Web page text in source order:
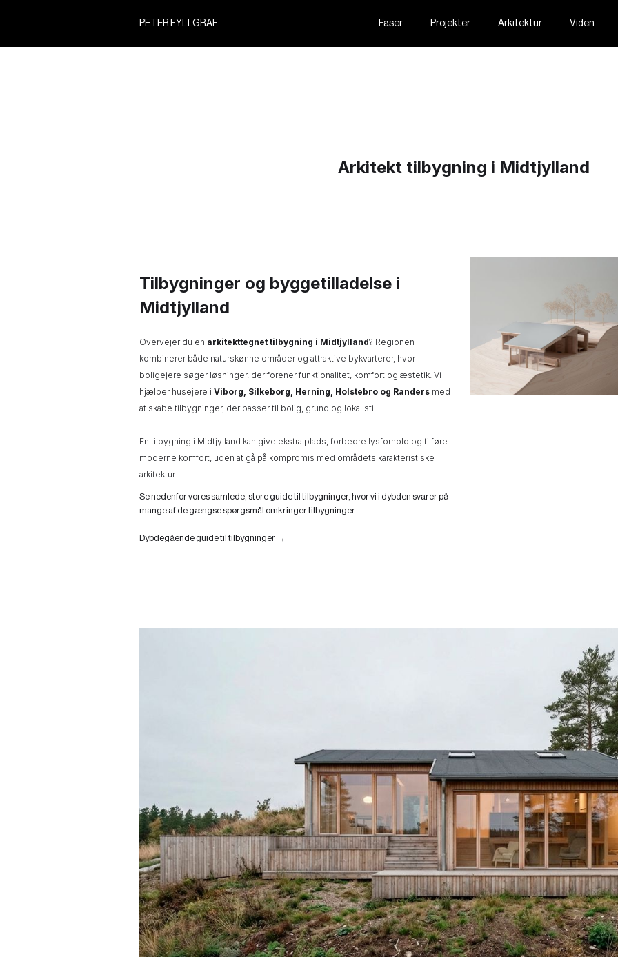
PETER FYLLGRAF Faser Projekter Arkitektur Viden
Arkitekt tilbygning i Midtjylland
Tilbygninger og byggetilladelse i
Midtjylland
Overvejer du en arkitekttegnet tilbygning i Midtjylland? Regionen
kombinerer både naturskønne områder og attraktive bykvarterer, hvor
boligejere søger løsninger, der forener funktionalitet, komfort og æstetik. Vi
hjælper husejere i Viborg, Silkeborg, Herning, Holstebro og Randers med
at skabe tilbygninger, der passer til bolig, grund og lokal stil.
En tilbygning i Midtjylland kan give ekstra plads, forbedre lysforhold og tilføre
moderne komfort, uden at gå på kompromis med områdets karakteristiske
arkitektur.
Se nedenfor vores samlede, store guide til tilbygninger, hvor vi i dybden svarer på
mange af de gængse spørgsmål omkringer tilbygninger.
Dybdegående guide til tilbygninger →